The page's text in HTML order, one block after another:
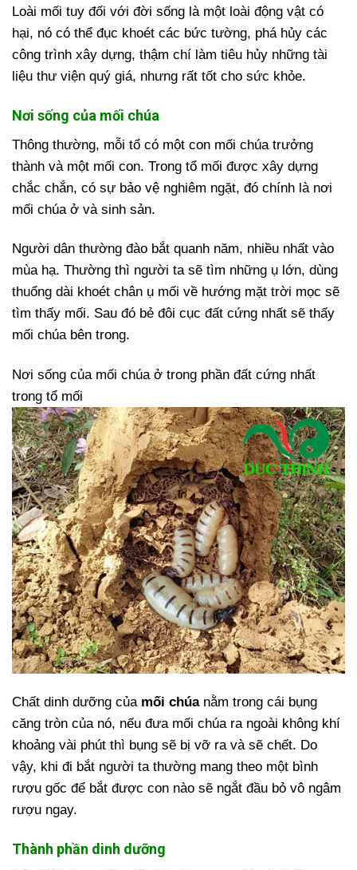
Loài mối tuy đối với đời sống là một loài động vật có
hại, nó có thể đục khoét các bức tường, phá hủy các
công trình xây dựng, thậm chí làm tiêu hủy những tài
liệu thư viện quý giá, nhưng rất tốt cho sức khỏe.
Nơi sống của mối chúa
Thông thường, mỗi tổ có một con mối chúa trưởng
thành và một mối con. Trong tổ mối được xây dựng
chắc chắn, có sự bảo vệ nghiêm ngặt, đó chính là nơi
mối chúa ở và sinh sản.
Người dân thường đào bắt quanh năm, nhiều nhất vào
mùa hạ. Thường thì người ta sẽ tìm những ụ lớn, dùng
thuổng dài khoét chân ụ mối về hướng mặt trời mọc sẽ
tìm thấy mối. Sau đó bẻ đôi cục đất cứng nhất sẽ thấy
mối chúa bên trong.
Nơi sống của mối chúa ở trong phần đất cứng nhất
trong tổ mối
Chất dinh dưỡng của mối chúanằm trong cái bụng
căng tròn của nó, nếu đưa mối chúa ra ngoài không khí
khoảng vài phút thì bụng sẽ bị vỡ ra và sẽ chết. Do
vậy, khi đi bắt người ta thường mang theo một bình
rượu gốc để bắt được con nào sẽ ngắt đầu bỏ vô ngâm
rượu ngay.
Thành phần dinh dưỡng